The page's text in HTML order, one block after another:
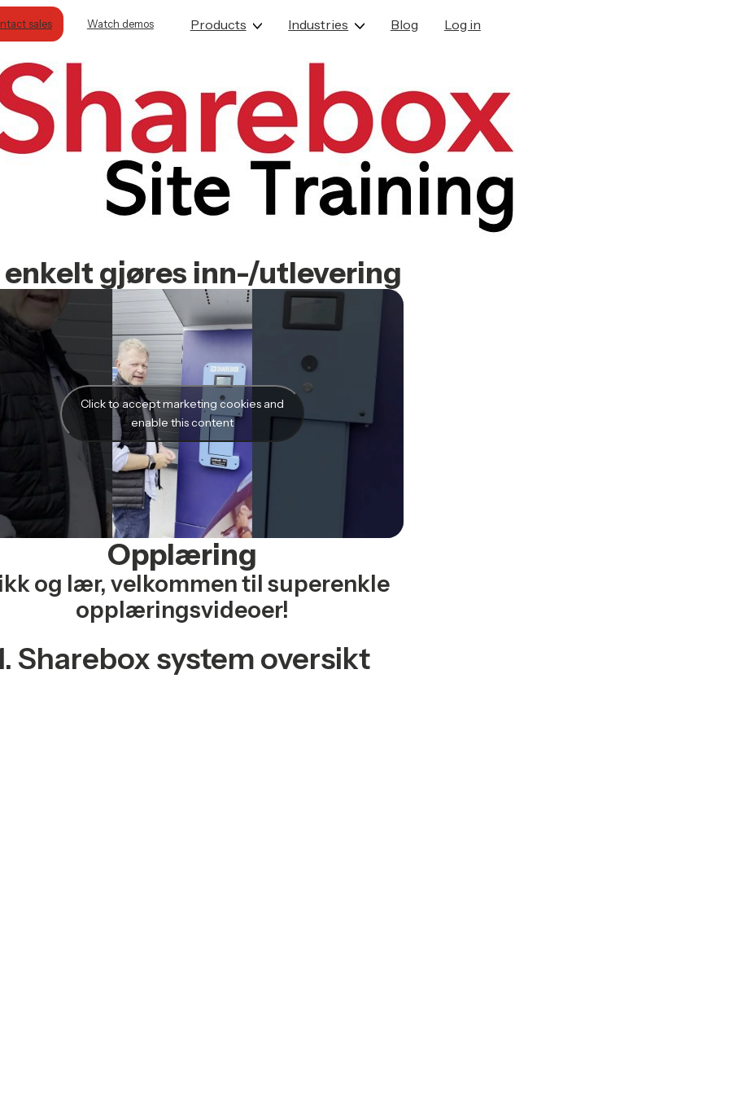
Products Industries Blog
Contact sales Watch demos Log in
enkelt gjøres inn-/utlevering
Click to accept marketing cookies and
enable this content
Opplæring
og lær, velkommen til superenkle
opplæringsvideoer!
Sharebox system oversikt